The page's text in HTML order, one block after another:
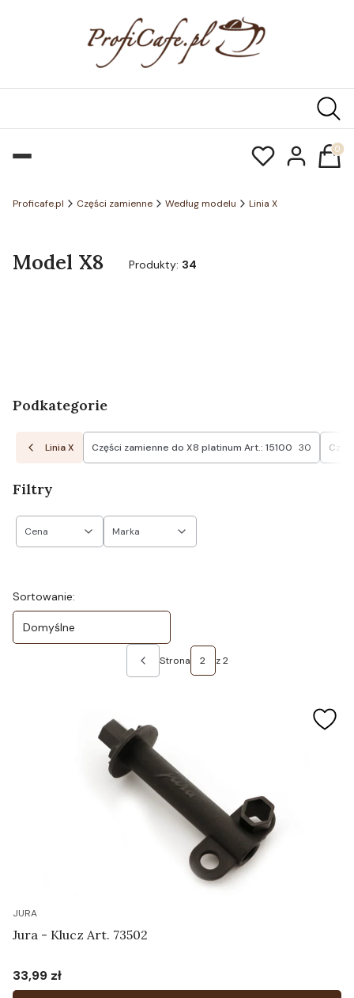
Proficafe.pl Części zamienne Według modelu Linia X
Model X8 Produkty: 34
Podkategorie
Linia X Części zamienne do X8 platinum Art.: 15100 30
Filtry
Cena Marka
Lista produktów
Sortowanie:
Domyślne
Poprzednie produkty
Strona z 2
JURA
Jura - Klucz Art. 73502
Cena
33,99 zł